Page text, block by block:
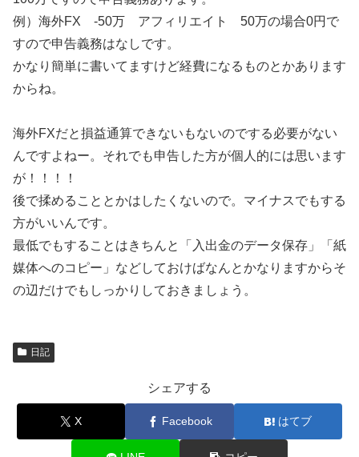
例）海外FX -50万 アフィリエイト 50万の場合0円で
すので申告義務はなしです。
かなり簡単に書いてますけど経費になるものとかあります
からね。
海外FXだと損益通算できないもないのでする必要がない
んですよねー。それでも申告した方が個人的には思います
が！！！！
後で揉めることとかはしたくないので。マイナスでもする
方がいいんです。
最低でもすることはきちんと「入出金のデータ保存」「紙
媒体へのコピー」などしておけばなんとかなりますからそ
の辺だけでもしっかりしておきましょう。
日記
シェアする
X Facebook はてブ